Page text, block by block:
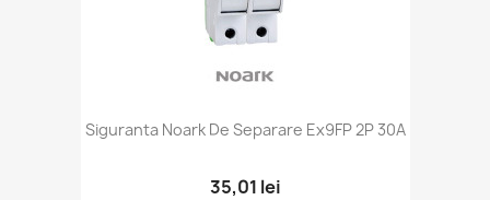
Siguranta Noark De Separare Ex9FP 2P 30A
35,01 lei